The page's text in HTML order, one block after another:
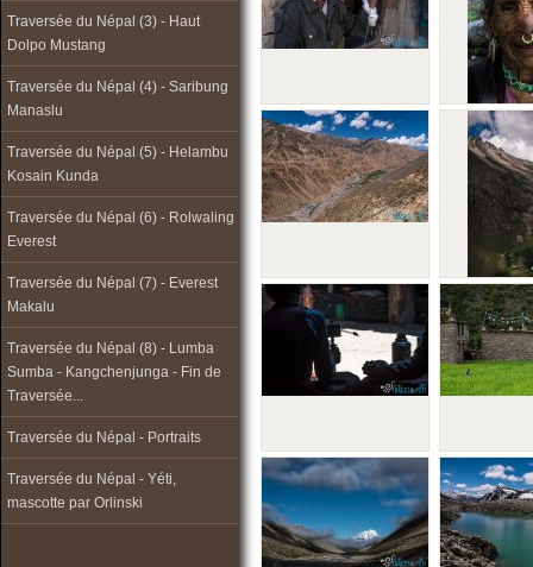
Traversée du Népal (3) - Haut
Dolpo Mustang
Traversée du Népal (4) - Saribung
Manaslu
Traversée du Népal (5) - Helambu
Kosain Kunda
Traversée du Népal (6) - Rolwaling
Everest
Traversée du Népal (7) - Everest
Makalu
Traversée du Népal (8) - Lumba
Sumba - Kangchenjunga - Fin de
Traversée...
Traversée du Népal - Portraits
Traversée du Népal - Yéti,
mascotte par Orlinski